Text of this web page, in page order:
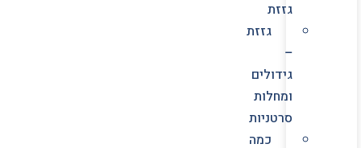
גזזת
גזזת
–
גידולים
ומחלות
סרטניות
כמה